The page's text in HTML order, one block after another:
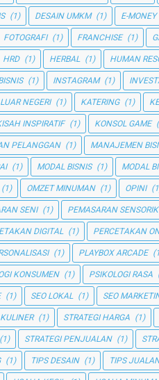
(1) DESAIN UMKM (1) E-MONEY
FOTOGRAFI (1) FRANCHISE (1)
HRD (1) HERBAL (1) HUMAN
(1) INSTAGRAM (1)
NEGERI (1) KATERING (1)
INSPIRATIF (1) KONSOL GAME
PELANGGAN (1) MANAJEMEN
(1) MODAL BISNIS (1) MODAL
(1) OMZET MINUMAN (1) OPINI
SENI (1) PEMASARAN SENSORIK
DIGITAL (1) PERCETAKAN
(1) PLAYBOX ARCADE
KONSUMEN (1) PSIKOLOGI RASA
(1) SEO LOKAL (1) SEO
(1) STRATEGI HARGA (1)
(1) STRATEGI PENJUALAN (1)
(1) TIPS DESAIN (1) TIPS